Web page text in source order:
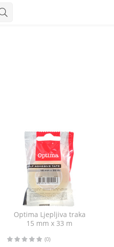
Optima Ljepljiva traka
15 mm x 33 m
(0)